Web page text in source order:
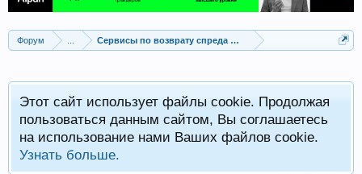
Форум Сервисы по возврату спреда форекс (Rebate)
Этот сайт использует файлы cookie. Продолжая
пользоваться данным сайтом, Вы соглашаетесь
на использование нами Ваших файлов cookie.
Узнать больше.